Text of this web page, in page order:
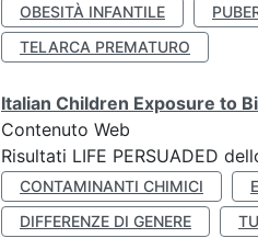
OBESITÀ INFANTILE
TELARCA PREMATURO
Italian Children Exposure to
Contenuto Web
Risultati LIFE PERSUADED
CONTAMINANTI CHIMICI
DIFFERENZE DI GENERE